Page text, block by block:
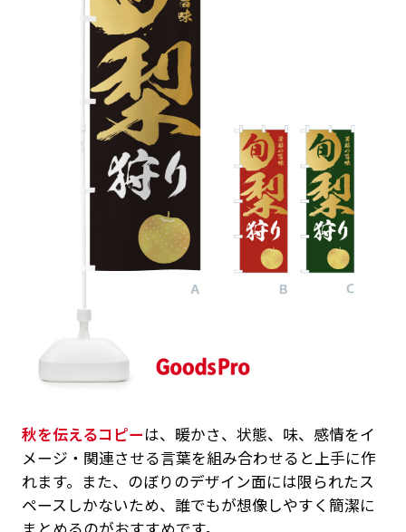
秋を伝えるコピーは、暖かさ、状態、味、感情をイ
メージ・関連させる言葉を組み合わせると上手に作
れます。また、のぼりのデザイン面には限られたス
ペースしかないため、誰でもが想像しやすく簡潔に